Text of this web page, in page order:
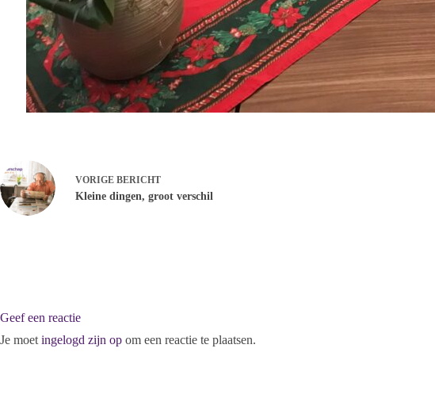
VORIGE BERICHT
Kleine dingen, groot verschil
Geef een reactie
Je moet ingelogd zijn op om een reactie te plaatsen.